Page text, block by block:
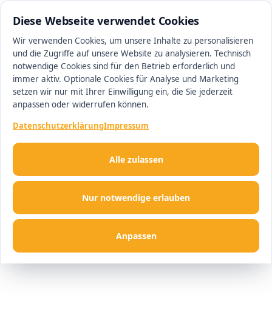
Diese Webseite verwendet Cookies
Wir verwenden Cookies, um unsere Inhalte zu personalisieren
und die Zugriffe auf unsere Website zu analysieren. Technisch
notwendige Cookies sind für den Betrieb erforderlich und
immer aktiv. Optionale Cookies für Analyse und Marketing
setzen wir nur mit Ihrer Einwilligung ein, die Sie jederzeit
anpassen oder widerrufen können.
DatenschutzerklärungImpressum
Nur notwendige erlauben
Anpassen
Alle zulassen